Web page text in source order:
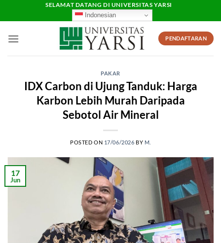
SELAMAT DATANG DI UNIVERSITAS YARSI
Indonesian
PENDAFTARAN
PAKAR
IDX Carbon di Ujung Tanduk: Harga
Karbon Lebih Murah Daripada
Sebotol Air Mineral
POSTED ON 17/06/2026 BY M.
17
Jun